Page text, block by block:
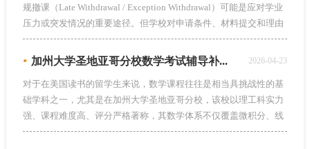
规撤课（Late Withdrawal / Exception Withdrawal）可能是应对学业
压力或突发情况的重要途径。但学校对申请条件、材料提交和理由
说明有严格要求，操作不当很容易被拒绝。许多学生在面对撤课申
诉时不清楚流程、材料准备与申诉逻辑，因此选择专业的留学生申
• 加州大学圣地亚哥分校数学考试辅导补... 2026-04-23
对于在美国读书的留学生来说，数学课程往往是相当具挑战性的基
础学科之一，尤其是在加州大学圣地亚哥分校，该校以理工科实力
强、课程难度高、评分严格著称，其数学体系不仅覆盖微积分、线
性代数、微分方程等基础内容，还强调严格的逻辑推导能力与抽象